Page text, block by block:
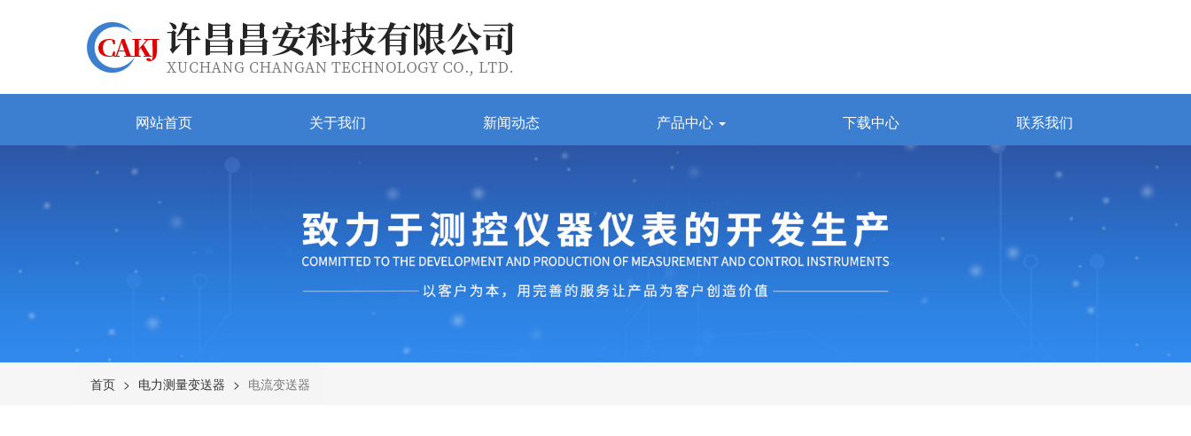
网站首页 关于我们 新闻动态 产品中心 下载中心 联系我们
首页 电力测量变送器 电流变送器